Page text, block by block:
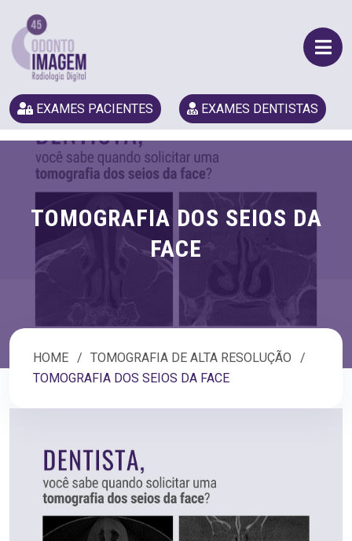
EXAMES PACIENTES EXAMES DENTISTAS
TOMOGRAFIA DOS SEIOS DA
FACE
HOME
TOMOGRAFIA DE ALTA RESOLUÇÃO
TOMOGRAFIA DOS SEIOS DA FACE